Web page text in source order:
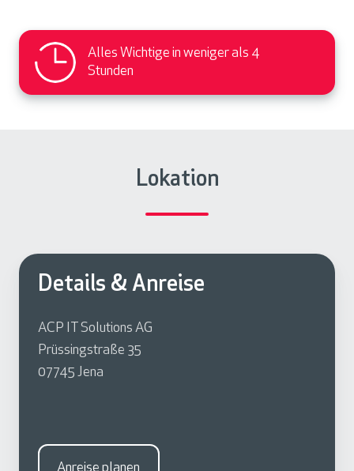
Alles Wichtige in weniger als 4
Stunden
Lokation
Details & Anreise
ACP IT Solutions AG
Prüssingstraße 35
07745 Jena
Anreise planen